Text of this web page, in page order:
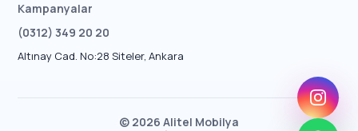
Kampanyalar
(0312) 349 20 20
Altınay Cad. No:28 Siteler, Ankara
© 2026 Alitel Mobilya